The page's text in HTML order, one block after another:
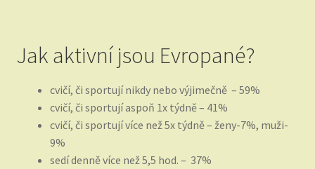
Jak aktivní jsou Evropané?
cvičí, či sportují nikdy nebo výjimečně – 59%
cvičí, či sportují aspoň 1x týdně – 41%
cvičí, či sportují více než 5x týdně – ženy-7%, muži-
9%
sedí denně více než 5,5 hod. – 37%